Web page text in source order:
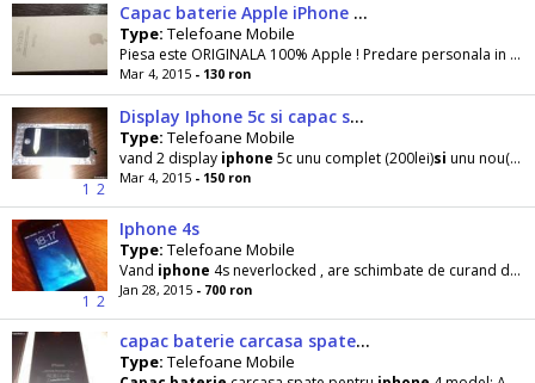
Capac baterie Apple iPhone 5 alb
Type: Telefoane Mobile
Piesa este ORIGINALA 100% Apple ! Predare personala in oradea. Mai am
Mar 4, 2015 - 130 ron
1 2
Display Iphone 5c si capac spate
Type: Telefoane Mobile
vand 2 display iphone 5c unu complet (200lei)si unu nou(150lei),
Mar 4, 2015 - 150 ron
1 2
Iphone 4s
Type: Telefoane Mobile
Vand iphone 4s neverlocked , are schimbate de curand displayul,
Jan 28, 2015 - 700 ron
capac baterie carcasa spate iphone 4 alb sau A1332
Type: Telefoane Mobile